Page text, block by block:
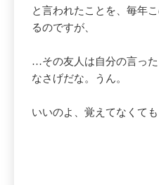
と言われたことを、毎年
るのですが、
…その友人は自分の言っ
なさげだな。うん。
いいのよ、覚えてなくても